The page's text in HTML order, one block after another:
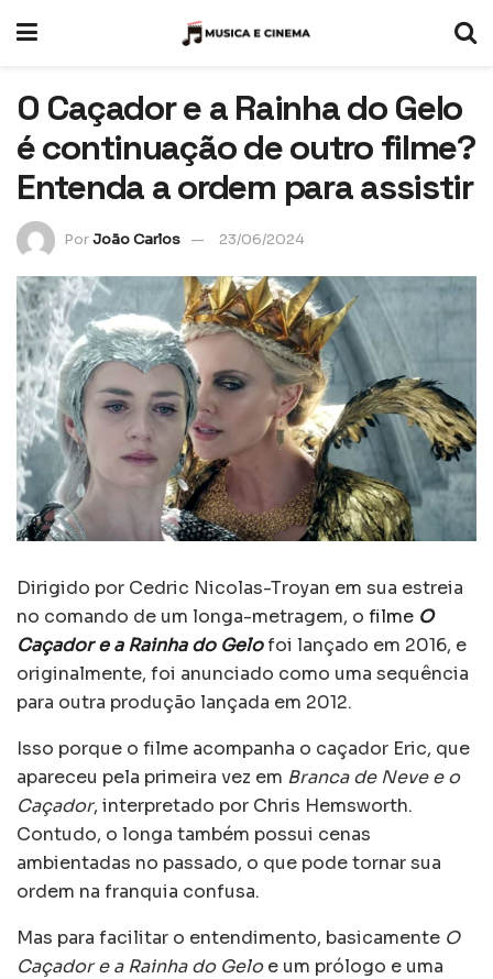
O Caçador e a Rainha do Gelo
é continuação de outro filme?
Entenda a ordem para assistir
PorJoão Carlos 23/06/2024
Dirigido por Cedric Nicolas-Troyan em sua estreia
no comando de um longa-metragem, o filme O
Caçador e a Rainha do Gelofoi lançado em 2016, e
originalmente, foi anunciado como uma sequência
para outra produção lançada em 2012.
Isso porque o filme acompanha o caçador Eric, que
apareceu pela primeira vez em Branca de Neve e o
Caçador, interpretado por Chris Hemsworth.
Contudo, o longa também possui cenas
ambientadas no passado, o que pode tornar sua
ordem na franquia confusa.
Mas para facilitar o entendimento, basicamente O
Caçador e a Rainha do Geloe um prólogo e uma